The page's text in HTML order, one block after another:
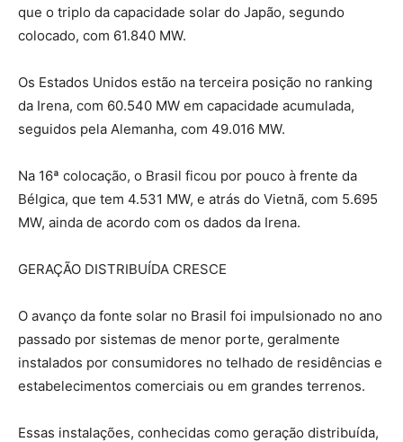
que o triplo da capacidade solar do Japão, segundo
colocado, com 61.840 MW.
Os Estados Unidos estão na terceira posição no ranking
da Irena, com 60.540 MW em capacidade acumulada,
seguidos pela Alemanha, com 49.016 MW.
Na 16ª colocação, o Brasil ficou por pouco à frente da
Bélgica, que tem 4.531 MW, e atrás do Vietnã, com 5.695
MW, ainda de acordo com os dados da Irena.
GERAÇÃO DISTRIBUÍDA CRESCE
O avanço da fonte solar no Brasil foi impulsionado no ano
passado por sistemas de menor porte, geralmente
instalados por consumidores no telhado de residências e
estabelecimentos comerciais ou em grandes terrenos.
Essas instalações, conhecidas como geração distribuída,